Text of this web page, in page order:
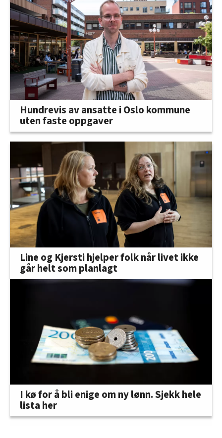
Hundrevis av ansatte i Oslo kommune
uten faste oppgaver
Line og Kjersti hjelper folk når livet ikke
går helt som planlagt
I kø for å bli enige om ny lønn. Sjekk hele
lista her